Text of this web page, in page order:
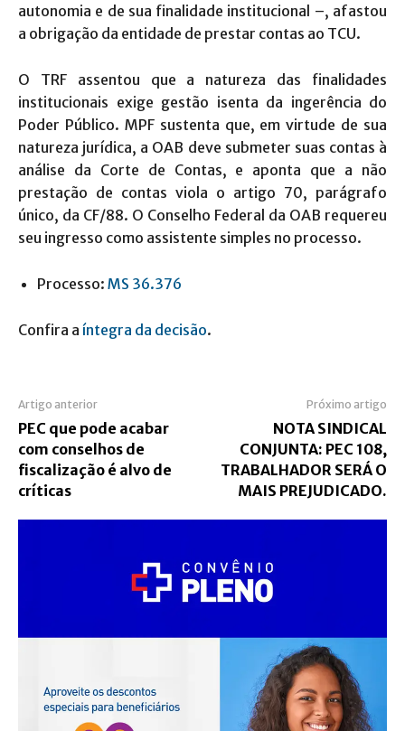
autonomia e de sua finalidade institucional –, afastou
a obrigação da entidade de prestar contas ao TCU.
O TRF assentou que a natureza das finalidades
institucionais exige gestão isenta da ingerência do
Poder Público. MPF sustenta que, em virtude de sua
natureza jurídica, a OAB deve submeter suas contas à
análise da Corte de Contas, e aponta que a não
prestação de contas viola o artigo 70, parágrafo
único, da CF/88. O Conselho Federal da OAB requereu
seu ingresso como assistente simples no processo.
Processo: MS 36.376
Confira a íntegra da decisão.
Artigo anterior
PEC que pode acabar
com conselhos de
fiscalização é alvo de
críticas
Próximo artigo
NOTA SINDICAL
CONJUNTA: PEC 108,
TRABALHADOR SERÁ O
MAIS PREJUDICADO.